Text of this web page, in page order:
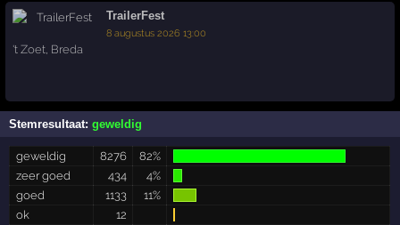
TrailerFest
8 augustus 2026 13:00
't Zoet Breda
Stemresultaat:geweldig
geweldig 8276
82%
zeer goed
434
4%
goed
1133
11%
ok
12